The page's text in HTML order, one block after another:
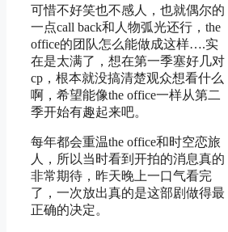
可惜不好笑也不感人，也就偶尔的
一点call back和人物弧光还行，the
office的团队怎么能做成这样….实
在是太满了，想在第一季塞好几对
cp，根本就没搞清楚观众想看什么
啊，希望能像the office一样从第二
季开始有趣起来吧。
每年都会重温the office和时空恋旅
人，所以当时看到开拍的消息真的
非常期待，昨天晚上一口气看完
了，一次放出真的是这部剧做得最
正确的决定。